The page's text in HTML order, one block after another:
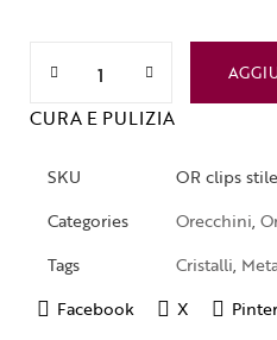
CURA E PULIZIA
SKU
OR clips
Categories
Orecchini,
Tags
Cristalli,
Facebook
X